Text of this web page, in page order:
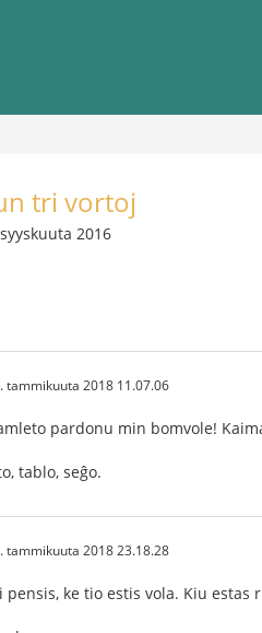
tri vortoj
2016
tammikuuta 2018 11.07.06
pardonu min bomvole!
tablo, seĝo.
tammikuuta 2018 23.18.28
pensis, ke tio estis vola. Kiu estas